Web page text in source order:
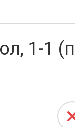
1-1